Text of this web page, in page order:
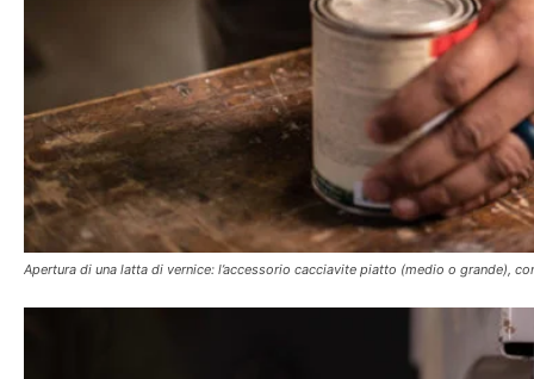
Apertura di una latta di vernice: l’accessorio cacciavite piatto (medio o grande),